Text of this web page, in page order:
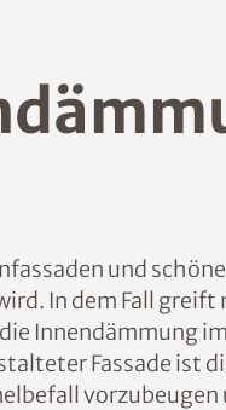
und
In dem Fall
Innendämmung
Fassade ist